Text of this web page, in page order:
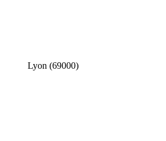
Lyon (69000)